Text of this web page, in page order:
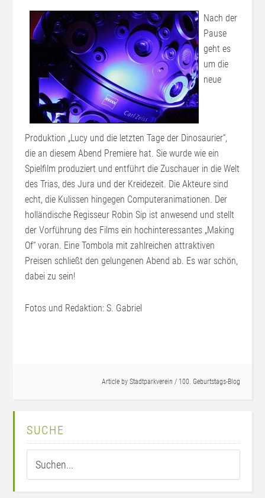
Nach der
Pause
geht es
um die
neue
Produktion „Lucy und die letzten Tage der Dinosaurier“,
die an diesem Abend Premiere hat. Sie wurde wie ein
Spielfilm produziert und entführt die Zuschauer in die Welt
des Trias, des Jura und der Kreidezeit. Die Akteure sind
echt, die Kulissen hingegen Computeranimationen. Der
holländische Regisseur Robin Sip ist anwesend und stellt
der Vorführung des Films ein hochinteressantes „Making
Of“ voran. Eine Tombola mit zahlreichen attraktiven
Preisen schließt den gelungenen Abend ab. Es war schön,
dabei zu sein!
Fotos und Redaktion: S. Gabriel
Article by Stadtparkverein / 100. Geburtstags-Blog
SUCHE